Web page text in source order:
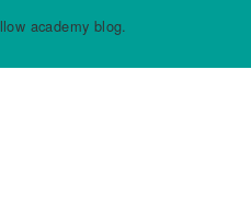
academy blog.